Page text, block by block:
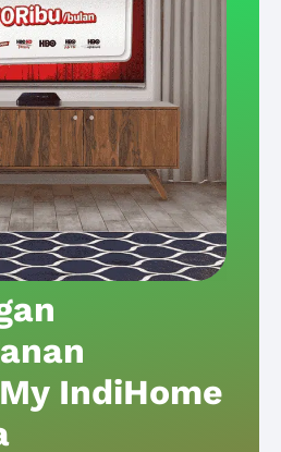
IndiHome